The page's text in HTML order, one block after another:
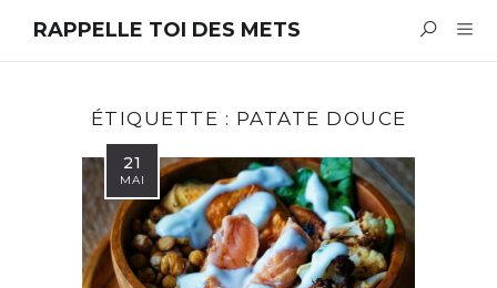
RAPPELLE TOI DES METS
ÉTIQUETTE : PATATE DOUCE
21
MAI